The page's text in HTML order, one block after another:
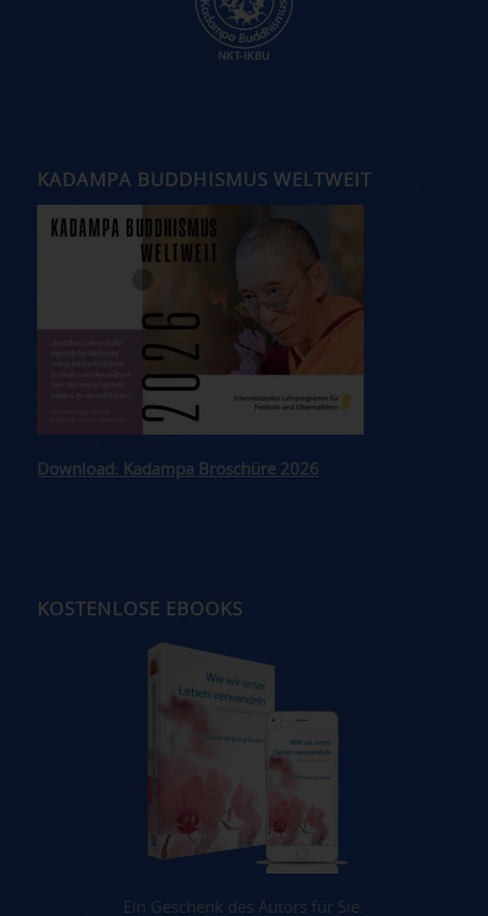
KADAMPA BUDDHISMUS WELTWEIT
Download: Kadampa Broschüre 2026
KOSTENLOSE EBOOKS
Ein Geschenk des Autors für Sie.